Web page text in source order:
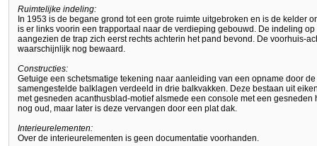
Ruimtelijke indeling:
In 1953 is de begane grond tot een grote ruimte uitgebroken en is de kelder
is er links voorin een trapportaal naar de verdieping gebouwd. De indeling
aangezien de trap zich eerst rechts achterin het pand bevond. De voorhuis-
waarschijnlijk nog bewaard.
Constructies:
Getuige een schetsmatige tekening naar aanleiding van een opname door
samengestelde balklagen verdeeld in drie balkvakken. Deze bestaan uit
met gesneden acanthusblad-motief alsmede een console met een
nog oud, maar later is deze vervangen door een plat dak.
Interieurelementen:
Over de interieurelementen is geen documentatie voorhanden.